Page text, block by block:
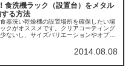
食洗機ラック（設置台）をメタル
る方法
器洗い乾燥機の設置場所を確保したい場
クがオススメです。クリアコーティング
ないし、サイズバリエーションやオプシ
2014.08.08